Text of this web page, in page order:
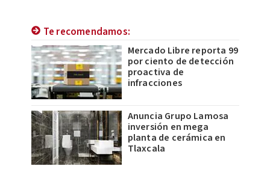
Te recomendamos:
Mercado Libre reporta 99
por ciento de detección
proactiva de
infracciones
Anuncia Grupo Lamosa
inversión en mega
planta de cerámica en
Tlaxcala